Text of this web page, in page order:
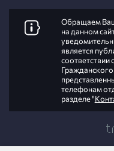
Обращаем
на данном
является
соответствии
телефонам
разделе "